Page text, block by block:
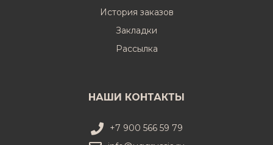
История заказов
Закладки
Рассылка
НАШИ КОНТАКТЫ
+7 900 566 59 79